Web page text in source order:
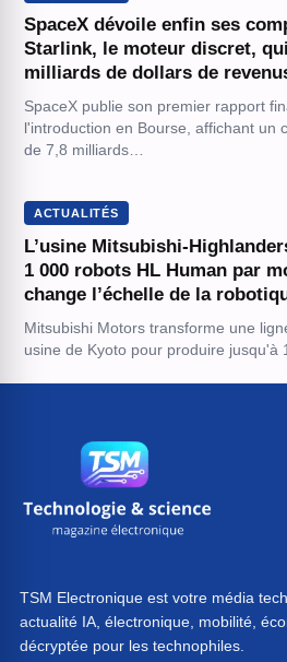
SpaceX dévoile enfin ses
Starlink, le moteur discret,
milliards de dollars de
SpaceX publie son premier rapport
l'introduction en Bourse, affichant un
de 7,8 milliards…
ACTUALITÉS
L’usine Mitsubishi-
1 000 robots HL Human par
change l’échelle de la
Mitsubishi Motors transforme une
usine de Kyoto pour produire jusqu'à
TSM Electronique est votre média
actualité IA, électronique, mobilité,
décryptée pour les technophiles.